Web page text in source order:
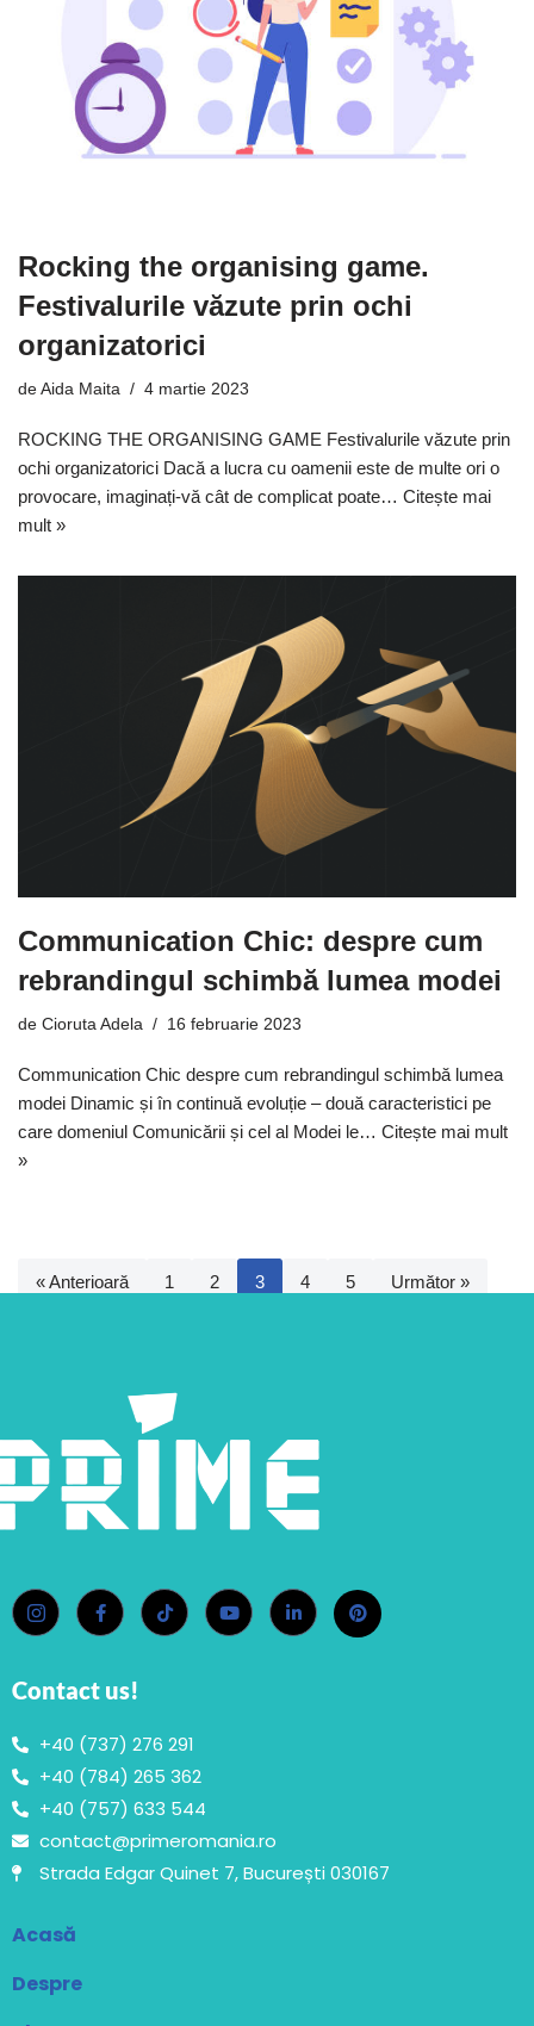
Rocking the organising game.
Festivalurile văzute prin ochi
organizatorici
de Aida Maita 4 martie 2023
ROCKING THE ORGANISING GAME Festivalurile văzute prin
ochi organizatorici Dacă a lucra cu oamenii este de multe ori o
provocare, imaginați-vă cât de complicat poate… Citește mai
mult »
Communication Chic: despre cum
rebrandingul schimbă lumea modei
de Cioruta Adela 16 februarie 2023
Communication Chic despre cum rebrandingul schimbă lumea
modei Dinamic și în continuă evoluție – două caracteristici pe
care domeniul Comunicării și cel al Modei le… Citește mai mult
»
« Anterioară 1 2 3 4 5 Următor »
Contact us!
+40 (737) 276 291
+40 (784) 265 362
+40 (757) 633 544
contact@primeromania.ro
Strada Edgar Quinet 7, București 030167
Acasă
Despre